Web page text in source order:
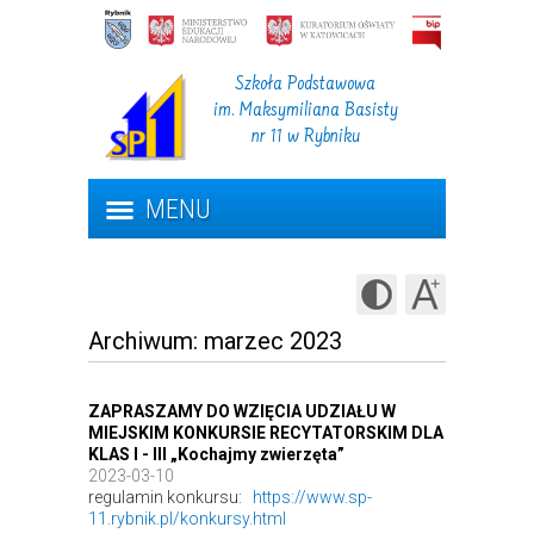
Szkoła Podstawowa
im. Maksymiliana Basisty
nr 11 w Rybniku
MENU
Archiwum: marzec 2023
ZAPRASZAMY DO WZIĘCIA UDZIAŁU W
MIEJSKIM KONKURSIE RECYTATORSKIM DLA
KLAS I - III „Kochajmy zwierzęta”
2023-03-10
regulamin konkursu: https://www.sp-
11.rybnik.pl/konkursy.html